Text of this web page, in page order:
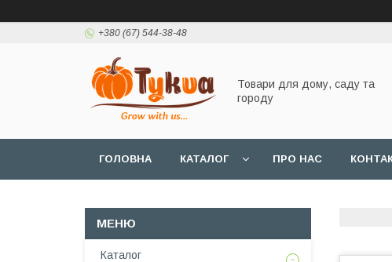
+380 (67) 544-38-48
Товари для дому, саду та
городу
ГОЛОВНА КАТАЛОГ ПРО НАС
Каталог